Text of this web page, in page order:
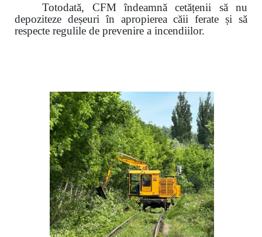
Totodată, CFM îndeamnă cetățenii să nu
depoziteze deșeuri în apropierea căii ferate și să
respecte regulile de prevenire a incendiilor.